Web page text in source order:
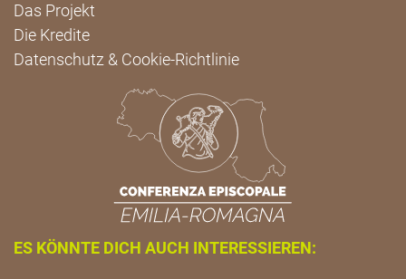
Das Projekt
Die Kredite
Datenschutz & Cookie-Richtlinie
ES KÖNNTE DICH AUCH INTERESSIEREN: